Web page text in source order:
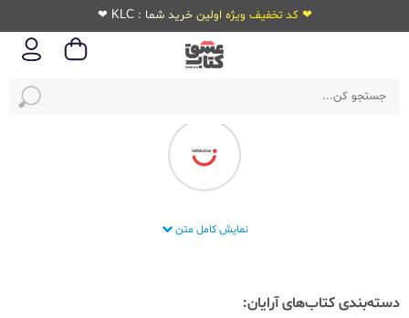
❤ کد تخفیف ویژه اولین خرید شما : KLC ❤
انتشارات آرایان
نمایش کامل متن
دسته‌بندی کتاب‌های آرایان: